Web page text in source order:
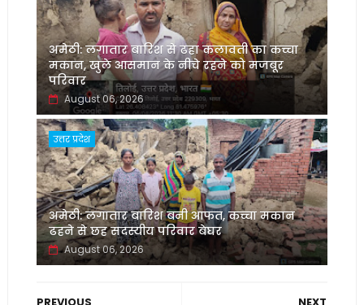
अमेठी: लगातार बारिश से ढहा कलावती का कच्चा
मकान, खुले आसमान के नीचे रहने को मजबूर
परिवार
August 06, 2026
उत्तर प्रदेश
अमेठी: लगातार बारिश बनी आफत, कच्चा मकान
ढहने से छह सदस्यीय परिवार बेघर
August 06, 2026